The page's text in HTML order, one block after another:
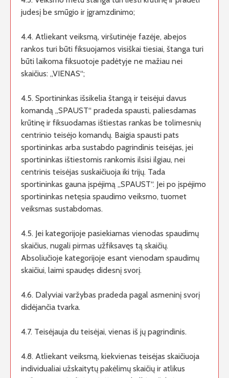
judesį be smūgio ir įgramzdinimo;
4.4. Atliekant veiksmą, viršutinėje fazėje, abejos
rankos turi būti fiksuojamos visiškai tiesiai, štanga turi
būti laikoma fiksuotoje padėtyje ne mažiau nei
skaičius: „VIENAS“;
4.5. Sportininkas išsikelia štangą ir teisėjui davus
komandą „SPAUST“ pradeda spausti, paliesdamas
krūtinę ir fiksuodamas ištiestas rankas be tolimesnių
centrinio teisėjo komandų. Baigia spausti pats
sportininkas arba sustabdo pagrindinis teisėjas, jei
sportininkas ištiestomis rankomis ilsisi ilgiau, nei
centrinis teisėjas suskaičiuoja iki trijų. Tada
sportininkas gauna įspėjimą „SPAUST“. Jei po įspėjimo
sportininkas netęsia spaudimo veiksmo, tuomet
veiksmas sustabdomas.
4.5. Jei kategorijoje pasiekiamas vienodas spaudimų
skaičius, nugali pirmas užfiksavęs tą skaičių.
Absoliučioje kategorijoje esant vienodam spaudimų
skaičiui, laimi spaudęs didesnį svorį.
4.6. Dalyviai varžybas pradeda pagal asmeninį svorį
didėjančia tvarka.
4.7. Teisėjauja du teisėjai, vienas iš jų pagrindinis.
4.8. Atliekant veiksmą, kiekvienas teisėjas skaičiuoja
individualiai užskaitytų pakėlimų skaičių ir atlikus